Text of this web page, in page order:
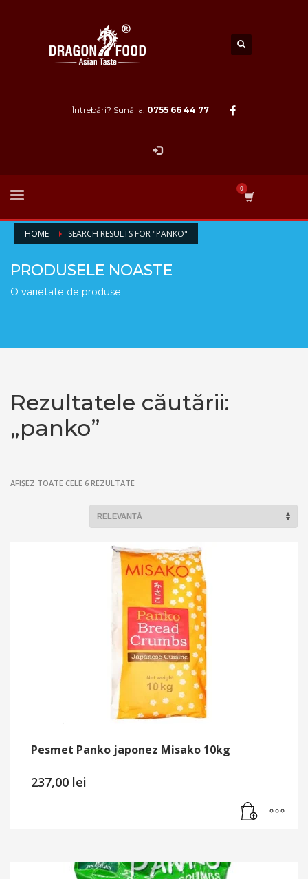
Întrebări? Sună la: 0755 66 44 77
HOME SEARCH RESULTS FOR "PANKO"
PRODUSELE NOASTE
O varietate de produse
Rezultatele căutării:
„panko”
AFIȘEZ TOATE CELE 6 REZULTATESORTAT
POPULARITATE
Pesmet Panko japonez Misako 10kg
237,00 lei